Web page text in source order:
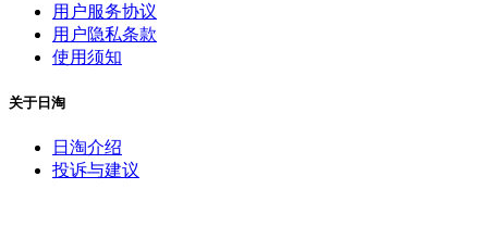
用户服务协议
用户隐私条款
使用须知
关于日淘
日淘介绍
投诉与建议